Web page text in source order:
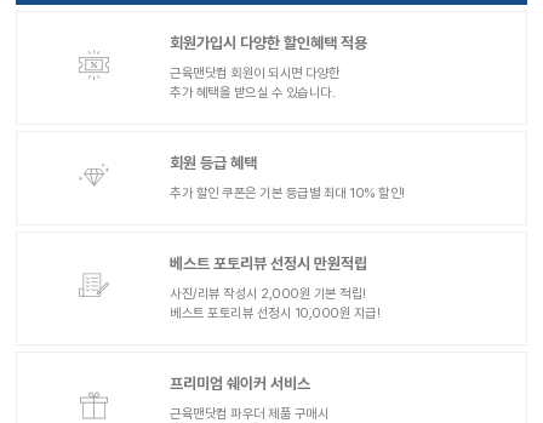
회원가입시 다양한 할인혜택 적용
근육맨닷컴 회원이 되시면 다양한
추가 혜택을 받으실 수 있습니다.
회원 등급 혜택
추가 할인 쿠폰은 기본 등급별 최대 10% 할인!
베스트 포토리뷰 선정시 만원적립
사진/리뷰 작성시 2,000원 기본 적립!
베스트 포토리뷰 선정시 10,000원 지급!
프리미엄 쉐이커 서비스
근육맨닷컴 파우더 제품 구매시